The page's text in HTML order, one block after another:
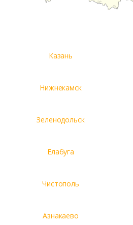
Казань
Нижнекамск
Зеленодольск
Елабуга
Чистополь
Азнакаево